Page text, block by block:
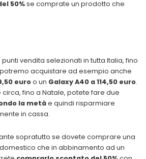
50%se comprate un prodotto che
vendita selezionati in tutta Italia, fino
acquistare ad esempio anche
euroo un Galaxy A40 a 114,50 euro.
fino a Natale, potete fare due
la metàe quindi risparmiare
in cassa.
sopratutto se dovete comprare una
che in abbinamento ad un